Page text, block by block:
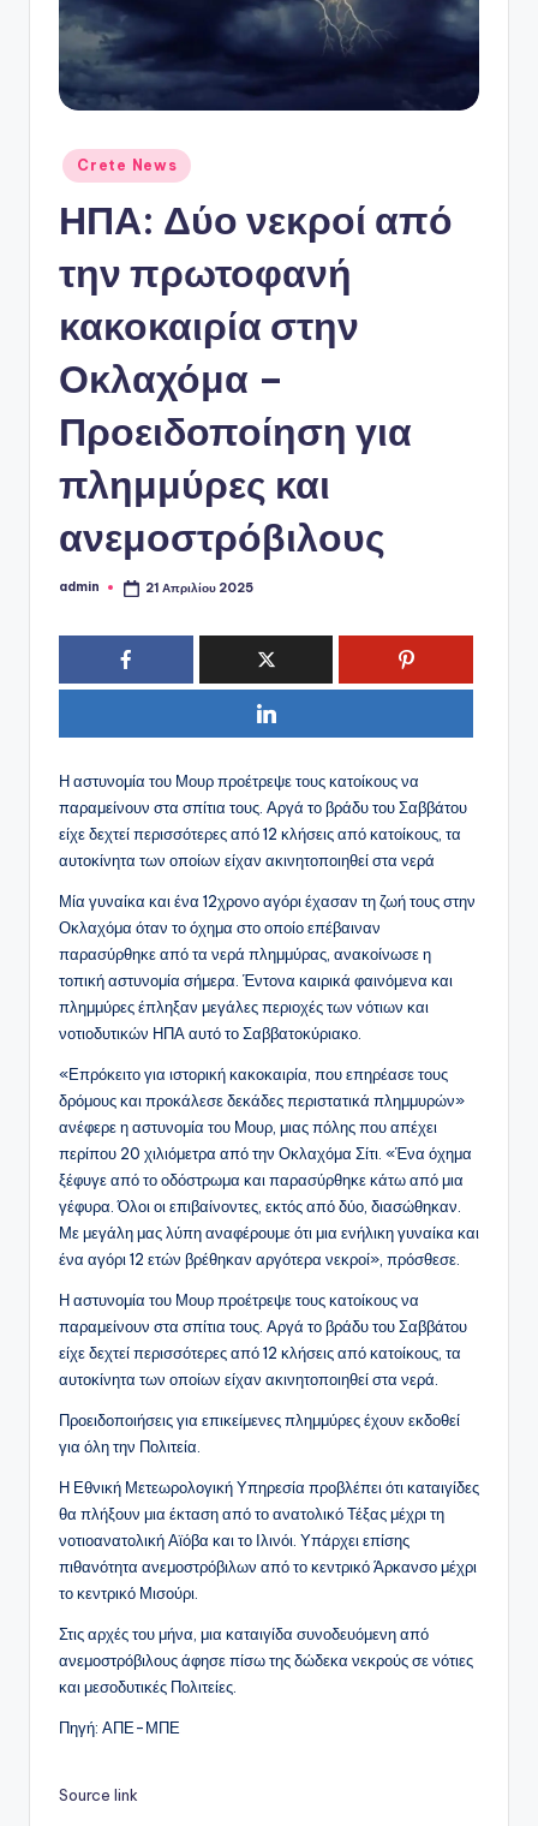
P
o
Αναρτήθηκε
σε
Crete News
ΗΠΑ: Δύο νεκροί από
την πρωτοφανή
κακοκαιρία στην
Οκλαχόμα –
Προειδοποίηση για
πλημμύρες και
ανεμοστρόβιλους
Συγγραφέας:
admin 21 Απριλίου 2025
Η αστυνομία του Μουρ προέτρεψε τους κατοίκους να
παραμείνουν στα σπίτια τους. Αργά το βράδυ του Σαββάτου
είχε δεχτεί περισσότερες από 12 κλήσεις από κατοίκους, τα
αυτοκίνητα των οποίων είχαν ακινητοποιηθεί στα νερά
Μία γυναίκα και ένα 12χρονο αγόρι έχασαν τη ζωή τους στην
Οκλαχόμα όταν το όχημα στο οποίο επέβαιναν
παρασύρθηκε από τα νερά πλημμύρας, ανακοίνωσε η
τοπική αστυνομία σήμερα. Έντονα καιρικά φαινόμενα και
πλημμύρες έπληξαν μεγάλες περιοχές των νότιων και
νοτιοδυτικών ΗΠΑ αυτό το Σαββατοκύριακο.
«Επρόκειτο για ιστορική κακοκαιρία, που επηρέασε τους
δρόμους και προκάλεσε δεκάδες περιστατικά πλημμυρών»
ανέφερε η αστυνομία του Μουρ, μιας πόλης που απέχει
περίπου 20 χιλιόμετρα από την Οκλαχόμα Σίτι. «Ένα όχημα
ξέφυγε από το οδόστρωμα και παρασύρθηκε κάτω από μια
γέφυρα. Όλοι οι επιβαίνοντες, εκτός από δύο, διασώθηκαν.
Με μεγάλη μας λύπη αναφέρουμε ότι μια ενήλικη γυναίκα και
ένα αγόρι 12 ετών βρέθηκαν αργότερα νεκροί», πρόσθεσε.
Η αστυνομία του Μουρ προέτρεψε τους κατοίκους να
παραμείνουν στα σπίτια τους. Αργά το βράδυ του Σαββάτου
είχε δεχτεί περισσότερες από 12 κλήσεις από κατοίκους, τα
αυτοκίνητα των οποίων είχαν ακινητοποιηθεί στα νερά.
Προειδοποιήσεις για επικείμενες πλημμύρες έχουν εκδοθεί
για όλη την Πολιτεία.
Η Εθνική Μετεωρολογική Υπηρεσία προβλέπει ότι καταιγίδες
θα πλήξουν μια έκταση από το ανατολικό Τέξας μέχρι τη
νοτιοανατολική Αϊόβα και το Ιλινόι. Υπάρχει επίσης
πιθανότητα ανεμοστρόβιλων από το κεντρικό Άρκανσο μέχρι
το κεντρικό Μισούρι.
Στις αρχές του μήνα, μια καταιγίδα συνοδευόμενη από
ανεμοστρόβιλους άφησε πίσω της δώδεκα νεκρούς σε νότιες
και μεσοδυτικές Πολιτείες.
Πηγή: ΑΠΕ-ΜΠΕ
Source link